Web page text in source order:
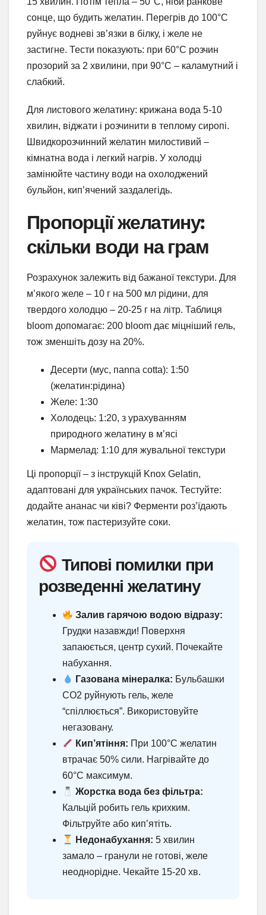
сонце, що будить желатин. Перегрів до 100°C
руйнує водневі зв’язки в білку, і желе не
застигне. Тести показують: при 60°C розчин
прозорий за 2 хвилини, при 90°C – каламутний і
слабкий.
Для листового желатину: крижана вода 5-10
хвилин, віджати і розчинити в теплому сиропі.
Швидкорозчинний желатин милостивий –
кімнатна вода і легкий нагрів. У холодці
замінюйте частину води на охолоджений
бульйон, кип’ячений заздалегідь.
Пропорції желатину:
скільки води на грам
Розрахунок залежить від бажаної текстури. Для
м’якого желе – 10 г на 500 мл рідини, для
твердого холодцю – 20-25 г на літр. Таблиця
bloom допомагає: 200 bloom дає міцніший гель,
тож зменшіть дозу на 20%.
Десерти (мус, пanna cotta): 1:50
(желатин:рідина)
Желе: 1:30
Холодець: 1:20, з урахуванням
природного желатину в м’ясі
Мармелад: 1:10 для жувальної текстури
Ці пропорції – з інструкцій Knox Gelatin,
адаптовані для українських пачок. Тестуйте:
додайте ананас чи ківі? Ферменти роз’їдають
желатин, тож пастеризуйте соки.
Типові помилки при
розведенні желатину
Залив гарячою водою відразу:
Грудки назавжди! Поверхня
запаюється, центр сухий. Почекайте
набухання.
Газована мінералка: Бульбашки
CO2 руйнують гель, желе
“спіллюється”. Використовуйте
негазовану.
Кип’ятіння: При 100°C желатин
втрачає 50% сили. Нагрівайте до
60°C максимум.
Жорстка вода без фільтра:
Кальцій робить гель крихким.
Фільтруйте або кип’ятіть.
Недонабухання: 5 хвилин
замало – гранули не готові, желе
неоднорідне. Чекайте 15-20 хв.